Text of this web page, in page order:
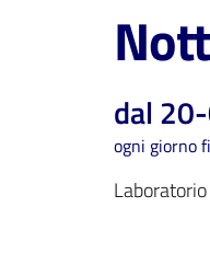
dal
ogni giorno